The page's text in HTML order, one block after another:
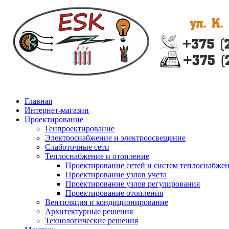
Главная
Интернет-магазин
Проектирование
Генпроектирование
Электроснабжение и электроосвещение
Слаботочные сети
Теплоснабжение и отопление
Проектирование сетей и систем
Проектирование узлов учета
Проектирование узлов регулирования
Проектирование отопления
Вентиляция и кондиционирование
Архитектурные решения
Технологические решения